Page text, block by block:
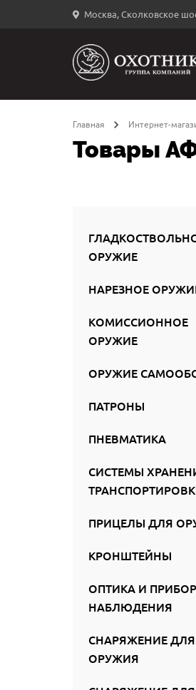
Москва, Сколковское
Главная Интернет-
Товары
ОРУЖИЕ
НАРЕЗНОЕ
КОМИССИОННОЕ
ОРУЖИЕ
ОРУЖИЕ
ПАТРОНЫ
ПНЕВМАТИКА
СИСТЕМЫ
ПРИЦЕЛЫ ДЛЯ
КРОНШТЕЙНЫ
ОПТИКА И
НАБЛЮДЕНИЯ
СНАРЯЖЕНИЕ ДЛЯ
ОРУЖИЯ